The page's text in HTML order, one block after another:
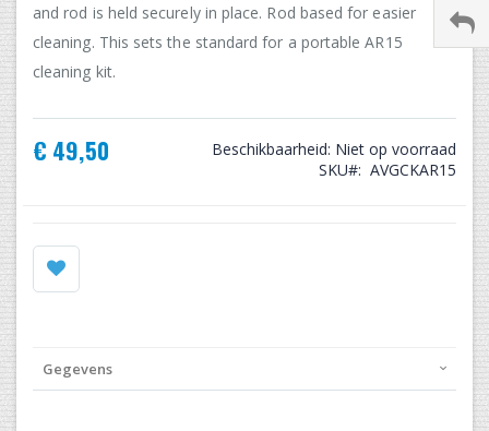
and rod is held securely in place. Rod based for easier
cleaning. This sets the standard for a portable AR15
cleaning kit.
€ 49,50 Beschikbaarheid: Niet op voorraad
SKU
AVGCKAR15
Gegevens